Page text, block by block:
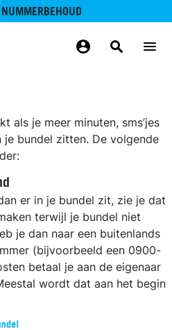
gaan
NUMMERBEHOUD
als je meer minuten, sms’jes
je bundel zitten. De volgende
er in je bundel zit, zie je dat
terwijl je bundel niet
je dan naar een buitenlands
(bijvoorbeeld een 0900-
betaal je aan de eigenaar
wordt dat aan het begin